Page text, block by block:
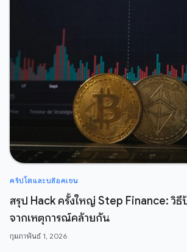
คริปโตและบล๊อคเชน
สรุป Hack ครั้งใหญ่ Step Finance: วิธี
จากเหตุการณ์คล้ายกัน
กุมภาพันธ์ 1, 2026